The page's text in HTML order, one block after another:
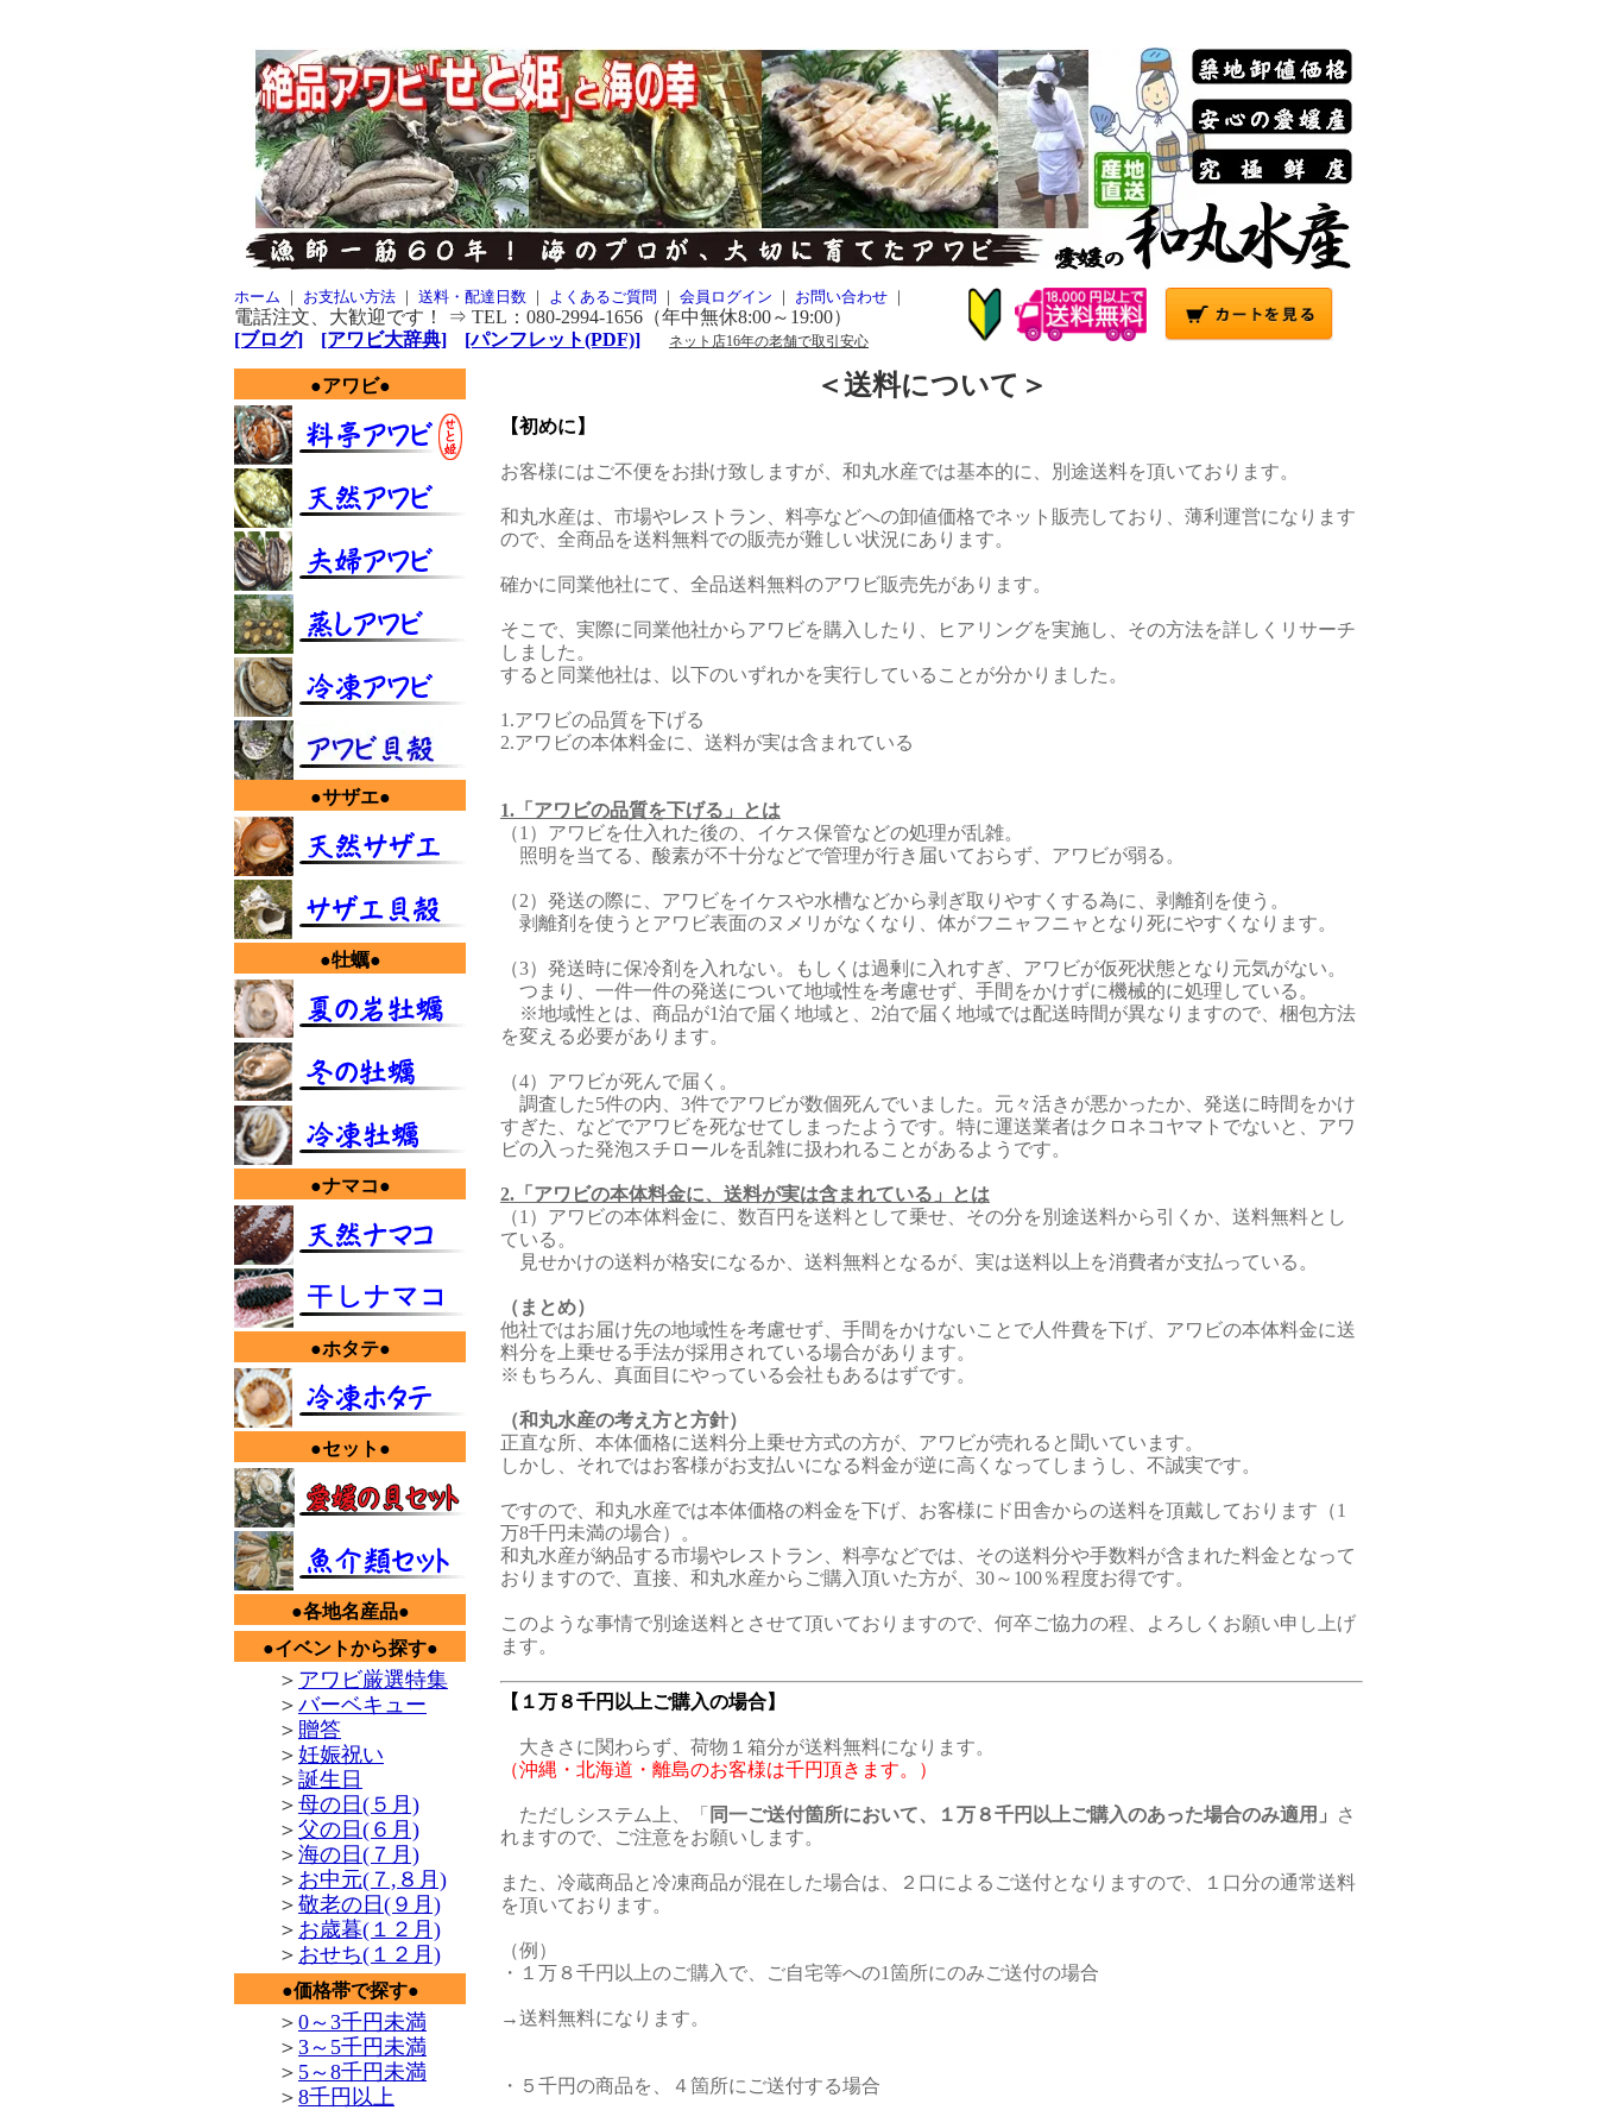
ホーム ｜ お支払い方法 ｜ 送料・配達日数 ｜ よくあるご質問 ｜ 会員ログイン ｜ お問い合わせ ｜
電話注文、大歓迎です！ ⇒ TEL：080-2994-1656（年中無休8:00～19:00）
[ブログ]
[アワビ大辞典] [パンフレット(PDF)] ネット店16年の老舗で取引安心
●アワビ●
●サザエ●
●牡蠣●
●ナマコ●
●ホタテ●
●セット●
●各地名産品●
●イベントから探す●
＞ アワビ厳選特集
＞ バーベキュー
＞ 贈答
＞ 妊娠祝い
＞ 誕生日
＞ 母の日(５月)
＞ 父の日(６月)
＞ 海の日(７月)
＞ お中元(７,８月)
＞ 敬老の日(９月)
＞ お歳暮(１２月)
＞ おせち(１２月)
●価格帯で探す●
＞ 0～3千円未満
＞ 3～5千円未満
＞ 5～8千円未満
＞ 8千円以上
＜送料について＞
【初めに】
お客様にはご不便をお掛け致しますが、和丸水産では基本的に、別途送料を頂いております。
和丸水産は、市場やレストラン、料亭などへの卸値価格でネット販売しており、薄利運営になります
ので、全商品を送料無料での販売が難しい状況にあります。
確かに同業他社にて、全品送料無料のアワビ販売先があります。
そこで、実際に同業他社からアワビを購入したり、ヒアリングを実施し、その方法を詳しくリサーチ
しました。
すると同業他社は、以下のいずれかを実行していることが分かりました。
1.アワビの品質を下げる
2.アワビの本体料金に、送料が実は含まれている
1.「アワビの品質を下げる」とは
（1）アワビを仕入れた後の、イケス保管などの処理が乱雑。
照明を当てる、酸素が不十分などで管理が行き届いておらず、アワビが弱る。
（2）発送の際に、アワビをイケスや水槽などから剥ぎ取りやすくする為に、剥離剤を使う。
剥離剤を使うとアワビ表面のヌメリがなくなり、体がフニャフニャとなり死にやすくなります。
（3）発送時に保冷剤を入れない。もしくは過剰に入れすぎ、アワビが仮死状態となり元気がない。
つまり、一件一件の発送について地域性を考慮せず、手間をかけずに機械的に処理している。
※地域性とは、商品が1泊で届く地域と、2泊で届く地域では配送時間が異なりますので、梱包方法
を変える必要があります。
（4）アワビが死んで届く。
調査した5件の内、3件でアワビが数個死んでいました。元々活きが悪かったか、発送に時間をかけ
すぎた、などでアワビを死なせてしまったようです。特に運送業者はクロネコヤマトでないと、アワ
ビの入った発泡スチロールを乱雑に扱われることがあるようです。
2.「アワビの本体料金に、送料が実は含まれている」とは
（1）アワビの本体料金に、数百円を送料として乗せ、その分を別途送料から引くか、送料無料とし
ている。
見せかけの送料が格安になるか、送料無料となるが、実は送料以上を消費者が支払っている。
（まとめ）
他社ではお届け先の地域性を考慮せず、手間をかけないことで人件費を下げ、アワビの本体料金に送
料分を上乗せる手法が採用されている場合があります。
※もちろん、真面目にやっている会社もあるはずです。
（和丸水産の考え方と方針）
正直な所、本体価格に送料分上乗せ方式の方が、アワビが売れると聞いています。
しかし、それではお客様がお支払いになる料金が逆に高くなってしまうし、不誠実です。
ですので、和丸水産では本体価格の料金を下げ、お客様にド田舎からの送料を頂戴しております（1
万8千円未満の場合）。
和丸水産が納品する市場やレストラン、料亭などでは、その送料分や手数料が含まれた料金となって
おりますので、直接、和丸水産からご購入頂いた方が、30～100％程度お得です。
このような事情で別途送料とさせて頂いておりますので、何卒ご協力の程、よろしくお願い申し上げ
ます。
【１万８千円以上ご購入の場合】
大きさに関わらず、荷物１箱分が送料無料になります。
（沖縄・北海道・離島のお客様は千円頂きます。）
ただしシステム上、「 同一ご送付箇所において、１万８千円以上ご購入のあった場合のみ適用」
さ
れますので、ご注意をお願いします。
また、冷蔵商品と冷凍商品が混在した場合は、２口によるご送付となりますので、１口分の通常送料
を頂いております。
（例）
・１万８千円以上のご購入で、ご自宅等への1箇所にのみご送付の場合
→送料無料になります。
・５千円の商品を、４箇所にご送付する場合